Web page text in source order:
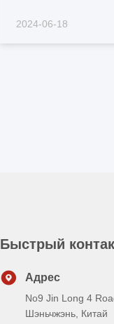
миссий воздушного
длительные полеты
2024-06-18
Быстрый
Адрес
No9 Jin Long 4
Шэньчжэнь, Китай